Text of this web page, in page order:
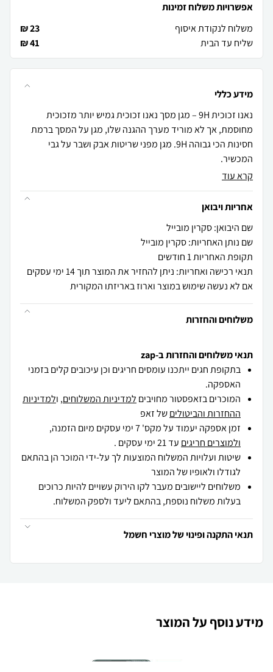
אפשרויות משלוח זמינות
משלוח לנקודת איסוף
23 ₪
שליח עד הבית
41 ₪
מידע כללי
נאנו זכוכית 9H – מגן מסך נאנו זכוכית גמיש יותר מזכוכית
מחוסמת, אך לא מוריד מערך ההגנה שלו, מגן על המסך ברמת
חסינות הכי גבוהה 9H. מגן מפני שריטות אבק ושבר על גבי
המכשיר.
קרא עוד
אחריות ויבואן
שם היבואן: סקרין מובייל
שם נותן האחריות: סקרין מובייל
תקופת האחריות 1 חודשים
תנאי רכישה ואחריות: ניתן להחזיר את המוצר תוך 14 ימי עסקים
אם לא נעשה שימוש במוצר וארוז באריזתו המקורית
משלוחים והחזרות
תנאי משלוחים והחזרות ב-zap
בתקופת חגים ייתכנו עומסים חריגים וכן עיכובים קלים בזמני
האספקה.
המוכרים בזאפסטור מחויבים למדיניות המשלוחים, ולמדיניות
ההחזרות והביטוליםשל זאפ
זמן אספקה יעמוד על מקס' 7 ימי עסקים מיום הזמנה,
ולמוצרים חריגים עד 21 ימי עסקים .
שיטות ועלויות המשלוח המוצעות לך על-ידי המוכר הן בהתאם
לגודלו ולאופיו של המוצר
משלוחים ליישובים מעבר לקו הירוק עשויים להיות כרוכים
בעלות משלוח נוספת, בהתאם ליעד ולספק המשלוח.
תנאי התקנה ופינוי של מוצרי חשמל
מידע נוסף על המוצר